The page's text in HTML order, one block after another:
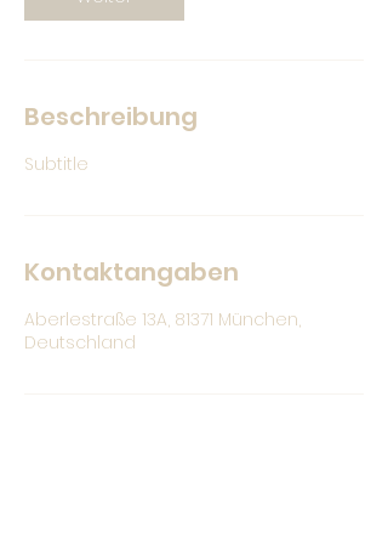
Beschreibung
Subtitle
Kontaktangaben
Aberlestraße 13A, 81371 München,
Deutschland